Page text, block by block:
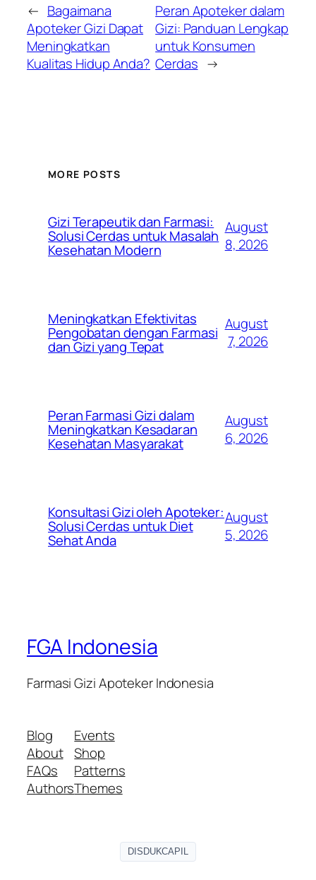
← Bagaimana
Apoteker Gizi Dapat
Meningkatkan
Kualitas Hidup Anda?
Peran Apoteker dalam
Gizi: Panduan Lengkap
untuk Konsumen
Cerdas →
MORE POSTS
Gizi Terapeutik dan Farmasi:
Solusi Cerdas untuk Masalah
Kesehatan Modern
August
8, 2026
Meningkatkan Efektivitas
Pengobatan dengan Farmasi
dan Gizi yang Tepat
August
7, 2026
Peran Farmasi Gizi dalam
Meningkatkan Kesadaran
Kesehatan Masyarakat
August
6, 2026
Konsultasi Gizi oleh Apoteker:
Solusi Cerdas untuk Diet
Sehat Anda
August
5, 2026
FGA Indonesia
Farmasi Gizi Apoteker Indonesia
Blog
About
FAQs
Authors
Events
Shop
Patterns
Themes
DISDUKCAPIL